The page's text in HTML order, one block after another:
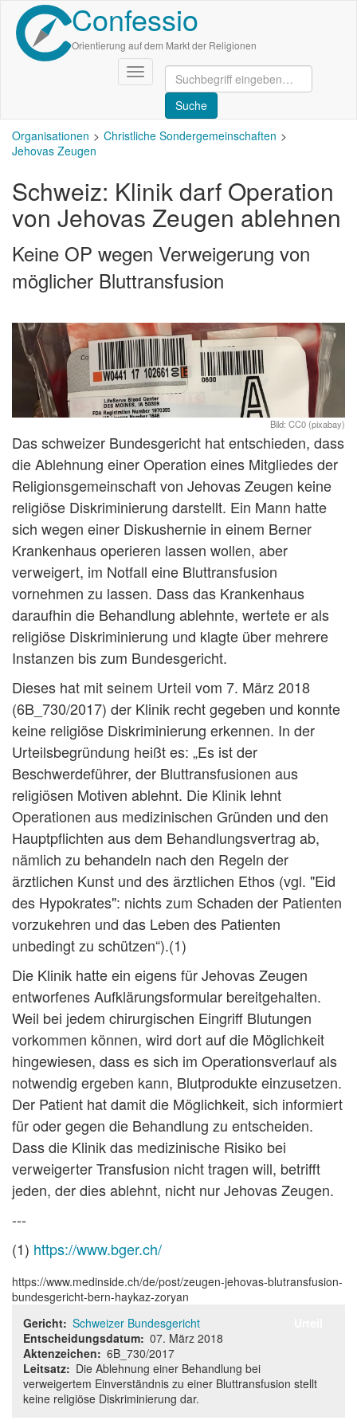
Direkt
zum
Inhalt
Confessio
Orientierung auf dem Markt der Religionen
Navigation
aktivieren/deaktivieren
Organisationen
Christliche Sondergemeinschaften
Jehovas Zeugen
Schweiz: Klinik darf Operation
von Jehovas Zeugen ablehnen
Keine OP wegen Verweigerung von
möglicher Bluttransfusion
CC0 (pixabay)
Das schweizer Bundesgericht hat entschieden, dass
die Ablehnung einer Operation eines Mitgliedes der
Religionsgemeinschaft von Jehovas Zeugen keine
religiöse Diskriminierung darstellt. Ein Mann hatte
sich wegen einer Diskushernie in einem Berner
Krankenhaus operieren lassen wollen, aber
verweigert, im Notfall eine Bluttransfusion
vornehmen zu lassen. Dass das Krankenhaus
daraufhin die Behandlung ablehnte, wertete er als
religiöse Diskriminierung und klagte über mehrere
Instanzen bis zum Bundesgericht.
Dieses hat mit seinem Urteil vom 7. März 2018
(6B_730/2017) der Klinik recht gegeben und konnte
keine religiöse Diskriminierung erkennen. In der
Urteilsbegründung heißt es: „Es ist der
Beschwerdeführer, der Bluttransfusionen aus
religiösen Motiven ablehnt. Die Klinik lehnt
Operationen aus medizinischen Gründen und den
Hauptpflichten aus dem Behandlungsvertrag ab,
nämlich zu behandeln nach den Regeln der
ärztlichen Kunst und des ärztlichen Ethos (vgl. "Eid
des Hypokrates": nichts zum Schaden der Patienten
vorzukehren und das Leben des Patienten
unbedingt zu schützen“).(1)
Die Klinik hatte ein eigens für Jehovas Zeugen
entworfenes Aufklärungsformular bereitgehalten.
Weil bei jedem chirurgischen Eingriff Blutungen
vorkommen können, wird dort auf die Möglichkeit
hingewiesen, dass es sich im Operationsverlauf als
notwendig ergeben kann, Blutprodukte einzusetzen.
Der Patient hat damit die Möglichkeit, sich informiert
für oder gegen die Behandlung zu entscheiden.
Dass die Klinik das medizinische Risiko bei
verweigerter Transfusion nicht tragen will, betrifft
jeden, der dies ablehnt, nicht nur Jehovas Zeugen.
---
(1) https://www.bger.ch/
https://www.medinside.ch/de/post/zeugen-jehovas-blutransfusion-
bundesgericht-bern-haykaz-zoryan
Gericht Schweizer Bundesgericht
Entscheidungsdatum 07. März 2018
Aktenzeichen
6B_730/2017
Leitsatz
Die Ablehnung einer Behandlung bei
verweigertem Einverständnis zu einer Bluttransfusion stellt
keine religiöse Diskriminierung dar.